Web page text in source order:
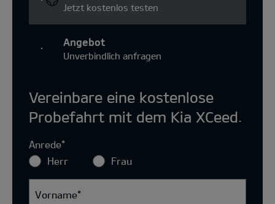
Jetzt kostenlos testen
Angebot
Unverbindlich anfragen
Vereinbare eine kostenlose
Probefahrt mit dem Kia XCeed.
Anrede*
Herr
Frau
Vorname*